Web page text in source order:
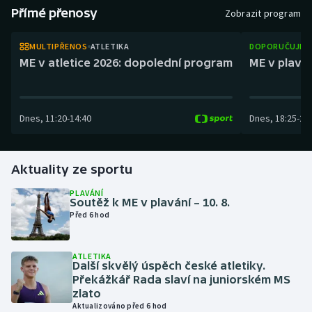
Dostihy
Florbal
Golf
Gymnastika
Házená
Jezdectví
Judo
Krasobruslení
Přímé přenosy Zobrazit program
MULTIPŘENOS ATLETIKA
ME v atletice 2026: dopolední program
Dnes, 11:20-14:40
ME v
Dnes, 18:25-
Aktuality ze sportu
PLAVÁNÍ
Soutěž k ME v plavání – 10. 8.
Před 6 hod
ATLETIKA
Další skvělý úspěch české atletiky.
Překážkář Rada slaví na juniorském MS
zlato
Aktualizováno před 6 hod